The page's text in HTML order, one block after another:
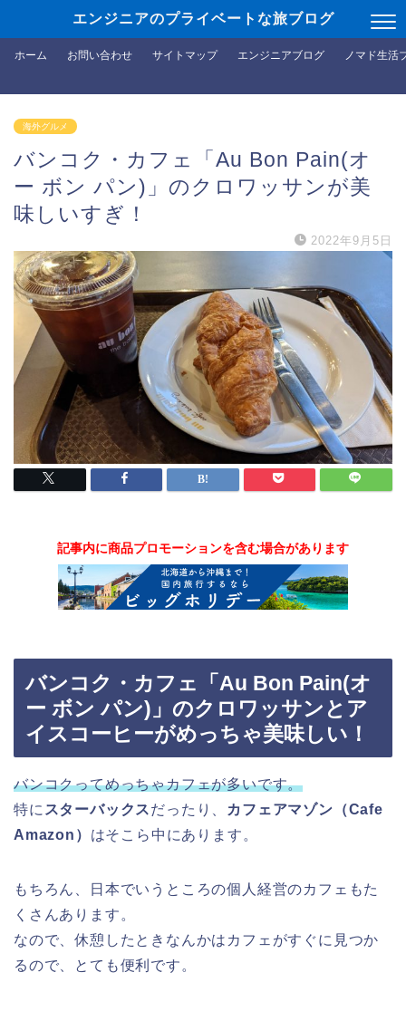
エンジニアのプライベートな旅ブログ
ホーム お問い合わせ サイトマップ エンジニアブログ ノマド生活
海外グルメ
バンコク・カフェ「Au Bon Pain(オ
ー ボン パン)」のクロワッサンが美
味しいすぎ！
2022年9月5日
記事内に商品プロモーションを含む場合があります
バンコク・カフェ「Au Bon Pain(オ
ー ボン パン)」のクロワッサンとア
イスコーヒーがめっちゃ美味しい！
バンコクってめっちゃカフェが多いです。
特に スターバックスだったり、
カフェアマゾン（Cafe
Amazon） はそこら中にあります。
もちろん、日本でいうところの個人経営のカフェもた
くさんあります。
なので、休憩したときなんかはカフェがすぐに見つか
るので、とても便利です。